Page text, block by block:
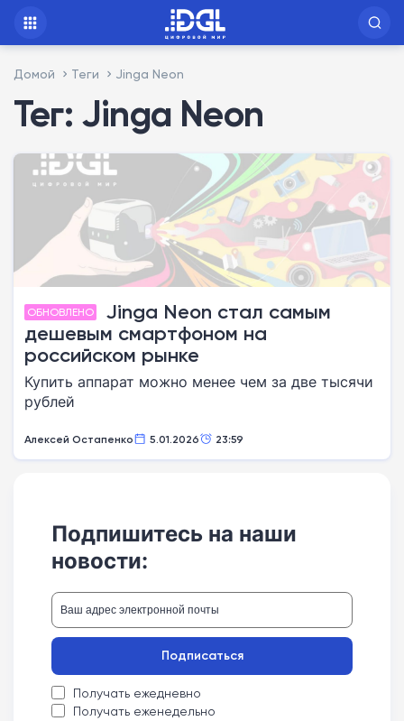
Домой Теги Jinga Neon
Тег: Jinga Neon
ОБНОВЛЕНО
Jinga Neon стал самым
дешевым смартфоном на
российском рынке
Купить аппарат можно менее чем за две тысячи
рублей
Алексей Остапенко 5.01.2026 23:59
Подпишитесь на наши
новости:
Получать ежедневно
Получать еженедельно
Подписаться